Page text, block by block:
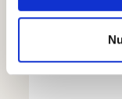
Tartufi -